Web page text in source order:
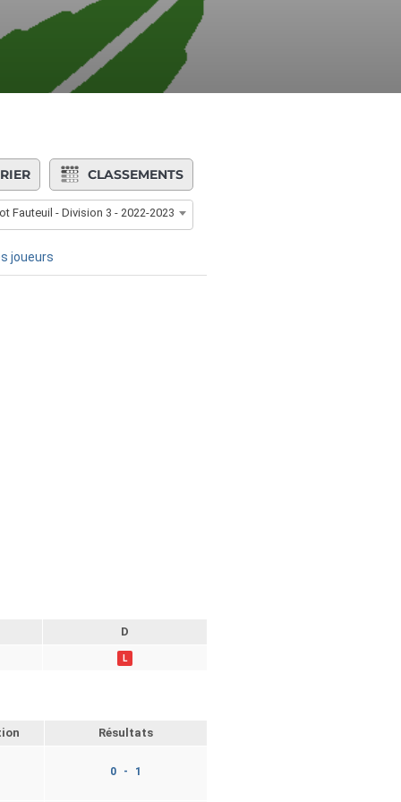
CLASSEMENTS
Fauteuil - Division 3 - 2022-2023
joueurs
D
L
Résultats
0 - 1